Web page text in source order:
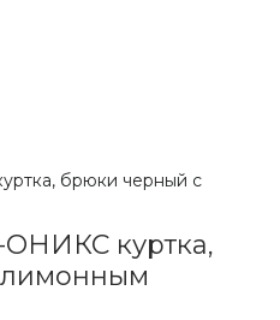
брюки черный с
куртка,